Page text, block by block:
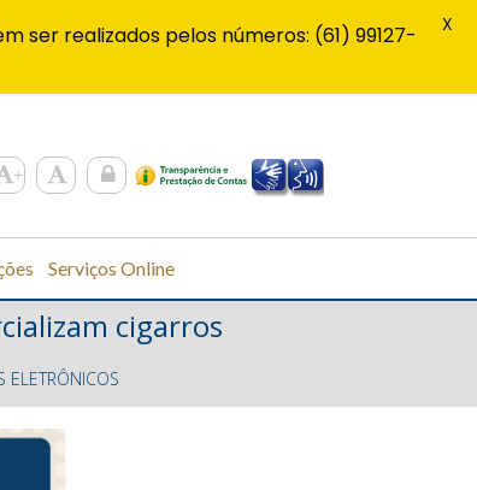
Serviços Online
cigarros
ELETRÔNICOS
realizados pelos números: (61) 99127-
X